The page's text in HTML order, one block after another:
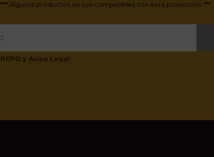
*** Algunos productos no son compatibles con esta promoción ***
RGPD y Aviso Legal .